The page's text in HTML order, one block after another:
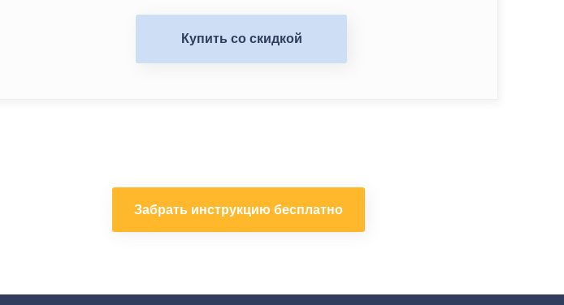
Купить со скидкой
Забрать инструкцию бесплатно